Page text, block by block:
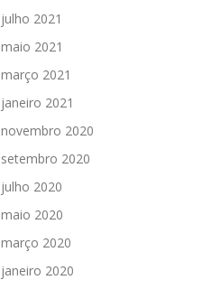
julho 2021
maio 2021
março 2021
janeiro 2021
novembro 2020
setembro 2020
julho 2020
maio 2020
março 2020
janeiro 2020